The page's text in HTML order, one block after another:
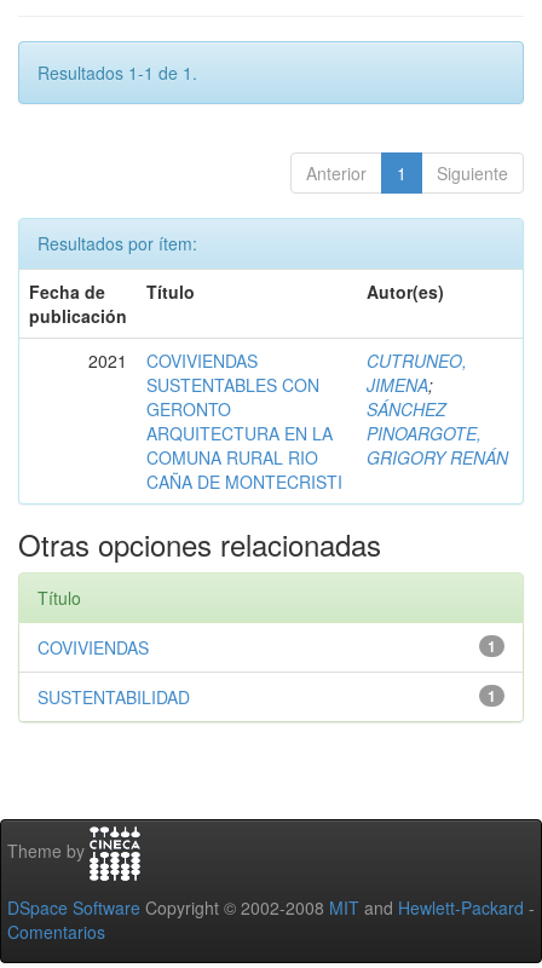
Resultados 1-1 de 1.
Anterior 1 Siguiente
Resultados por ítem:
Fecha de
publicación
Título Autor(es)
2021
COVIVIENDAS
SUSTENTABLES CON
GERONTO
ARQUITECTURA EN LA
COMUNA RURAL RIO
CAÑA DE MONTECRISTI
CUTRUNEO,
JIMENA;
SÁNCHEZ
PINOARGOTE,
GRIGORY RENÁN
Otras opciones relacionadas
Título
1
COVIVIENDAS
1
SUSTENTABILIDAD
Theme by
DSpace Software Copyright © 2002-2008 MIT and Hewlett-Packard -
Comentarios